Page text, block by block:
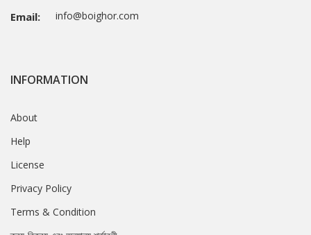
Email: info@boighor.com
INFORMATION
About
Help
License
Privacy Policy
Terms & Condition